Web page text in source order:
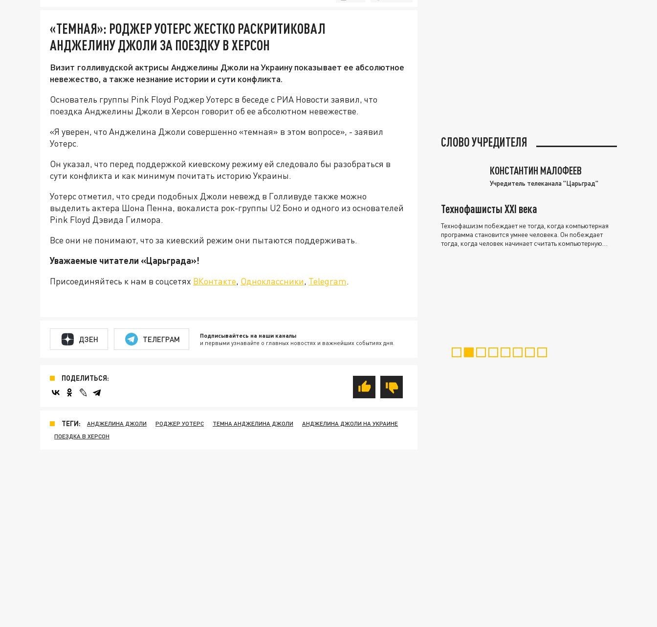
«ТЕМНАЯ»: РОДЖЕР УОТЕРС ЖЕСТКО РАСКРИТИКОВАЛ
АНДЖЕЛИНУ ДЖОЛИ ЗА ПОЕЗДКУ В ХЕРСОН
Визит голливудской актрисы Анджелины Джоли на Украину показывает ее абсолютное
невежество, а также незнание истории и сути конфликта.
Основатель группы Pink Floyd Роджер Уотерс в беседе с РИА Новости заявил, что
поездка Анджелины Джоли в Херсон говорит об ее абсолютном невежестве.
«Я уверен, что Анджелина Джоли совершенно «темная» в этом вопросе», - заявил
Уотерс.
Он указал, что перед поддержкой киевскому режиму ей следовало бы разобраться в
сути конфликта и как минимум почитать историю Украины.
Уотерс отметил, что среди подобных Джоли невежд в Голливуде также можно
выделить актера Шона Пенна, вокалиста рок-группы U2 Боно и одного из основателей
Pink Floyd Дэвида Гилмора.
Все они не понимают, что за киевский режим они пытаются поддерживать.
Уважаемые читатели «Царьграда»!
Присоединяйтесь к нам в соцсетях ВКонтакте, Одноклассники, Telegram.
ДЗЕН ТЕЛЕГРАМ Подписывайтесь на наши каналы
и первыми узнавайте о главных новостях и важнейших событиях дня.
ПОДЕЛИТЬСЯ:
ТЕГИ: АНДЖЕЛИНА ДЖОЛИ РОДЖЕР УОТЕРС ТЕМНА АНДЖЕЛИНА ДЖОЛИ
АНДЖЕЛИНА ДЖОЛИ НА УКРАИНЕ
ПОЕЗДКА В ХЕРСОН
СЛОВО УЧРЕДИТЕЛЯ
КОНСТАНТИН МАЛОФЕЕВ
Учредитель телеканала "Царьград"
Технофашисты XXI века
Технофашизм побеждает не тогда, когда компьютерная
программа становится умнее человека. Он побеждает
тогда, когда человек начинает считать компьютерную